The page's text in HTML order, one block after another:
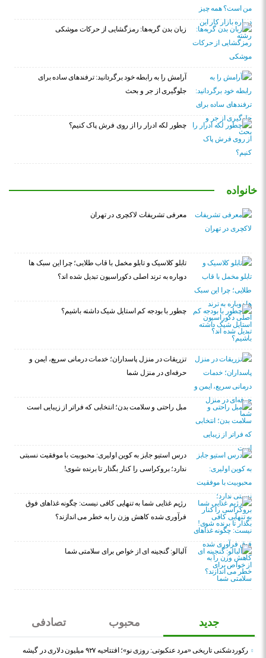
زبان بدن گربه‌ها: رمزگشایی از حرکات موشکی
آرامش را به رابطه خود برگردانید: ترفندهای ساده برای
جلوگیری از جر و بحث
چطور لکه ادرار را از روی فرش پاک کنیم؟
خانواده
معرفی تشریفات لاکچری در تهران
تابلو کلاسیک و تابلو مخمل با قاب طلایی؛ چرا این سبک ها
دوباره به ترند اصلی دکوراسیون تبدیل شده اند؟
چطور با بودجه کم استایل شیک داشته باشیم؟
تزریقات در منزل پاسداران؛ خدمات درمانی سریع، ایمن و
حرفه‌ای در منزل شما
مبل راحتی و سلامت بدن؛ انتخابی که فراتر از زیبایی است
درس استیو جابز به کوین اولیری: محبوبیت با موفقیت نسبتی
ندارد؛ بروکراسی را کنار بگذار تا برنده شوی!
رژیم غذایی شما به تنهایی کافی نیست: چگونه غذاهای فوق
فرآوری شده کاهش وزن را به خطر می اندازند؟
آلبالو: گنجینه ای از خواص برای سلامتی شما
جدید محبوب تصادفی
رکوردشکنی تاریخی «مرد عنکبوتی: روزی نو»؛ افتتاحیه ۹۲۷ میلیون دلاری در گیشه